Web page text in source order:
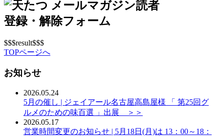
メールマガジン読者
登録・解除フォーム
$$$result$$$
TOPページへ
お知らせ
2026.05.24
5月の催し | ジェイアール名古屋高島屋様 「 第25回グ
ルメのための味百選 」出展 ＞＞
2026.05.17
営業時間変更のお知らせ | 5月18日(月)は 13：00～18：